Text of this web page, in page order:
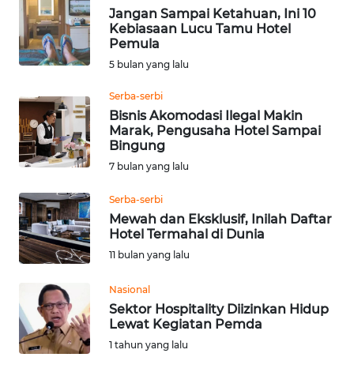
Jangan Sampai Ketahuan, Ini 10
Kebiasaan Lucu Tamu Hotel
Pemula
5 bulan yang lalu
Serba-serbi
Bisnis Akomodasi Ilegal Makin
Marak, Pengusaha Hotel Sampai
Bingung
7 bulan yang lalu
Serba-serbi
Mewah dan Eksklusif, Inilah Daftar
Hotel Termahal di Dunia
11 bulan yang lalu
Nasional
Sektor Hospitality Diizinkan Hidup
Lewat Kegiatan Pemda
1 tahun yang lalu
BERITA
KONTAK
INFO
IKLAN
KAMI
PEDOMAN
MEDIA
SIBER
REDAKSI
KARIR